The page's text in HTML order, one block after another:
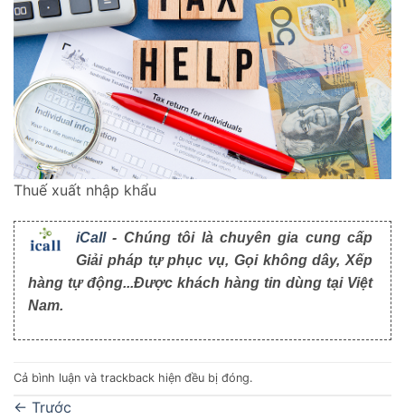
Thuế xuất nhập khẩu
iCall- Chúng tôi là chuyên gia cung cấp
Giải pháp tự phục vụ, Gọi không dây, Xếp
hàng tự động...Được khách hàng tin dùng tại Việt
Nam.
Cả bình luận và trackback hiện đều bị đóng.
← Trước